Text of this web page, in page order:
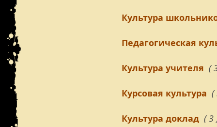
Культура
Педагогическая
Культура учителя (
Курсовая культура (
Культура доклад ( 3